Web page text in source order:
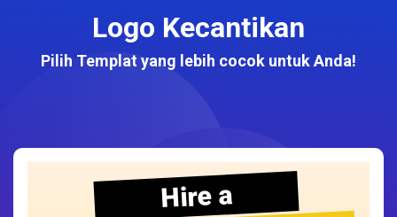
Logo Kecantikan
Pilih Templat yang lebih cocok untuk Anda!
Hire a